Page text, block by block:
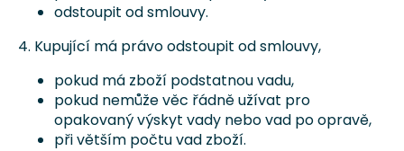
odstoupit od smlouvy.
4. Kupující má právo odstoupit od smlouvy,
pokud má zboží podstatnou vadu,
pokud nemůže věc řádně užívat pro
opakovaný výskyt vady nebo vad po opravě,
při větším počtu vad zboží.